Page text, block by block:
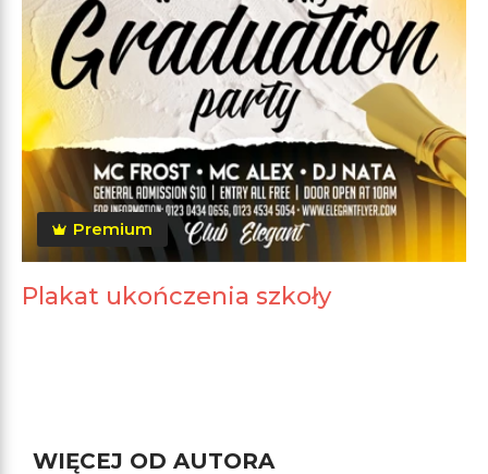
Premium
Plakat ukończenia szkoły
WIĘCEJ OD AUTORA